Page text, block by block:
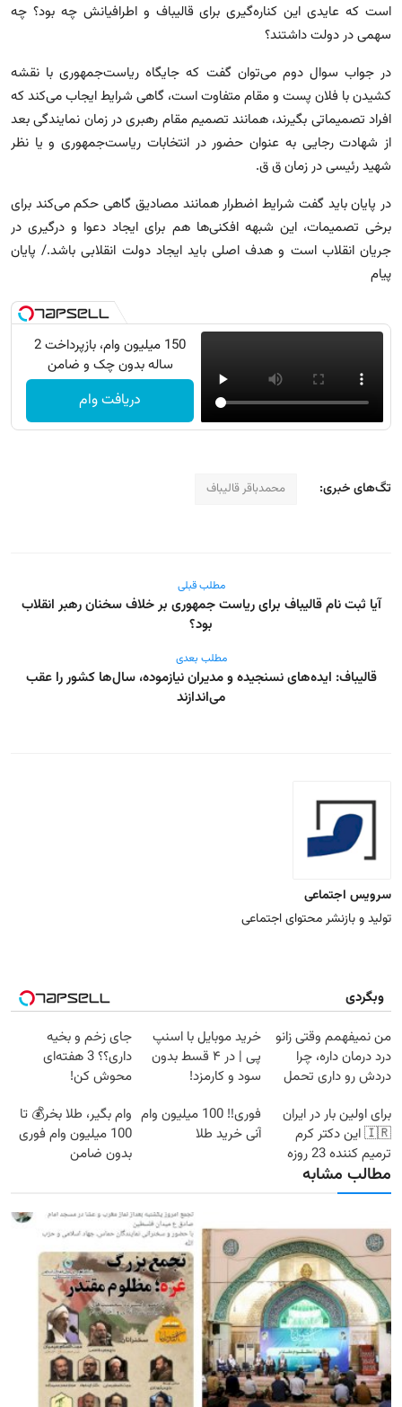
است که عایدی این کناره‌گیری برای قالیباف و اطرافیانش چه بود؟ چه
سهمی در دولت داشتند؟
در جواب سوال دوم می‌توان گفت که جایگاه ریاست‌جمهوری با نقشه
کشیدن با فلان پست و مقام متفاوت است، گاهی شرایط ایجاب می‌کند که
افراد تصمیماتی بگیرند، همانند تصمیم مقام رهبری در زمان نمایندگی بعد
از شهادت رجایی به عنوان حضور در انتخابات ریاست‌جمهوری و یا نظر
شهید رئیسی در زمان ق ق‌.
‏در پایان باید گفت شرایط اضطرار همانند مصادیق گاهی حکم می‌کند برای
برخی تصمیمات، این شبهه افکنی‌ها هم برای ایجاد دعوا و درگیری در
جریان انقلاب است و هدف اصلی باید ایجاد دولت انقلابی باشد./ پایان
پیام
150 میلیون وام، بازپرداخت 2
ساله بدون چک و ضامن
دریافت وام
تگ‌های خبری: محمدباقر قالیباف
مطلب قبلی
آیا ثبت نام قالیباف برای ریاست جمهوری بر خلاف سخنان رهبر انقلاب
بود؟
مطلب بعدی
قالیباف: ایده‌های نسنجیده و مدیران نیازموده، سال‌ها کشور را عقب
می‌اندازند
سرویس اجتماعی
تولید و بازنشر محتوای اجتماعی
وبگردی
من نمیفهمم وقتی زانو
درد درمان داره، چرا
دردش رو داری تحمل
خرید موبایل با اسنپ
پی | در ۴ قسط بدون
سود و کارمزد!
جای زخم و بخیه
داری؟؟ 3 هفته‌ای
محوش کن!
برای اولین بار در ایران
🇮🇷 این دکتر کرم
ترمیم کننده 23 روزه
ساخت!
فوری‼️ 100 میلیون وام
آنی خرید طلا
وام بگیر، طلا بخر💰 تا
100 میلیون وام فوری
بدون ضامن
مطالب مشابه